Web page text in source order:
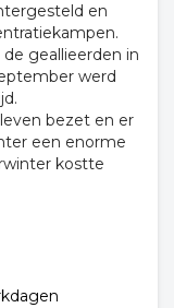
en
geallieerden in
werd
bezet en er
een enorme
kostte